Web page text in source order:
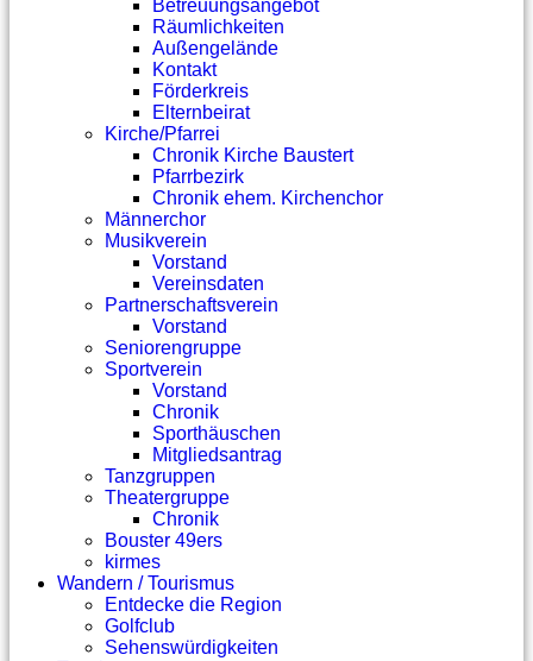
Betreuungsangebot
Räumlichkeiten
Außengelände
Kontakt
Förderkreis
Elternbeirat
Kirche/Pfarrei
Chronik Kirche Baustert
Pfarrbezirk
Chronik ehem. Kirchenchor
Männerchor
Musikverein
Vorstand
Vereinsdaten
Partnerschaftsverein
Vorstand
Seniorengruppe
Sportverein
Vorstand
Chronik
Sporthäuschen
Mitgliedsantrag
Tanzgruppen
Theatergruppe
Chronik
Bouster 49ers
kirmes
Wandern / Tourismus
Entdecke die Region
Golfclub
Sehenswürdigkeiten